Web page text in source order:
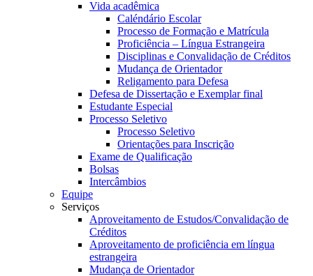
Vida acadêmica
Caléndário Escolar
Processo de Formação e Matrícula
Proficiência – Língua Estrangeira
Disciplinas e Convalidação de Créditos
Mudança de Orientador
Religamento para Defesa
Defesa de Dissertação e Exemplar final
Estudante Especial
Processo Seletivo
Processo Seletivo
Orientações para Inscrição
Exame de Qualificação
Bolsas
Intercâmbios
Equipe
Serviços
Aproveitamento de Estudos/Convalidação de
Créditos
Aproveitamento de proficiência em língua
estrangeira
Mudança de Orientador